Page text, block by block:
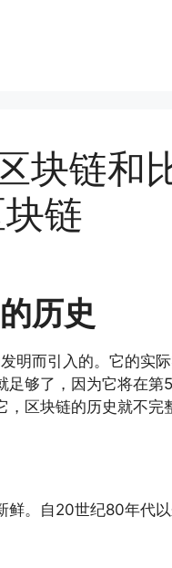
块链和
链
历史
明而引入的。它的实
够了，因为它将在第
区块链的历史就不完
鲜。自20世纪80年代